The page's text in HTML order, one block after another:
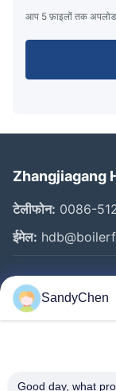
आप 5 फ़ाइलों तक
Zhangjiagang
टेलीफोन: 0086-
ईमेल:
त्वरित लिंक
घर
वीडियो
SandyChen
Good day, what